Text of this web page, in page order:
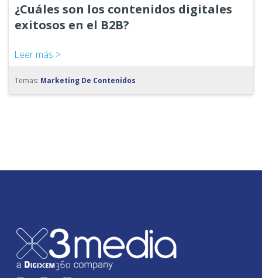
¿Cuáles son los contenidos digitales
exitosos en el B2B?
Leer más >
Temas: Marketing De Contenidos